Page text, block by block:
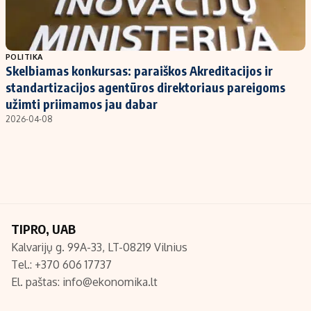
Populiarios temos
Investavimas
Akcijų rinka
Saulės elektrinės
Kriptovaliutos
Titulinis
Nedarbo išmokos skaičiuoklė
Indėliai
Indėlių skaičiuoklė
Apie mus
Redakcijos politika
POLITIKA
Skelbiamas konkursas: paraiškos Akreditacijos ir
standartizacijos agentūros direktoriaus pareigoms
užimti priimamos jau dabar
2026-04-08
TIPRO, UAB
Kalvarijų g. 99A-33, LT-08219 Vilnius
Tel.: +370 606 17737
El. paštas: info@ekonomika.lt